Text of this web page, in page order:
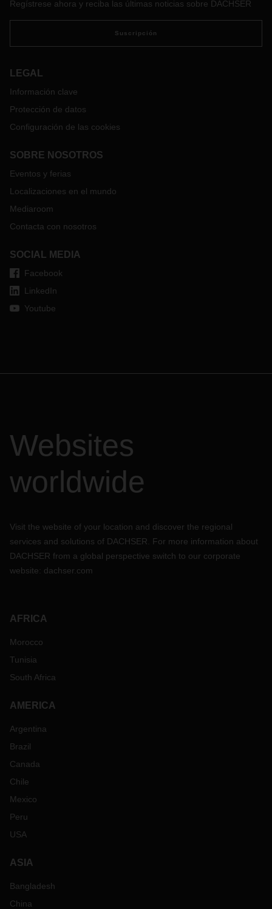
Regístrese ahora y reciba las últimas noticias sobre DACHSER
Suscripción
LEGAL
Información clave
Protección de datos
Configuración de las cookies
SOBRE NOSOTROS
Eventos y ferias
Localizaciones en el mundo
Mediaroom
Contacta con nosotros
SOCIAL MEDIA
Facebook
LinkedIn
Youtube
Websites
worldwide
Visit the website of your location and discover the regional
services and solutions of DACHSER. For more information about
DACHSER from a global perspective switch to our corporate
website: dachser.com
AFRICA
Morocco
Tunisia
South Africa
AMERICA
Argentina
Brazil
Canada
Chile
Mexico
Peru
USA
ASIA
Bangladesh
China